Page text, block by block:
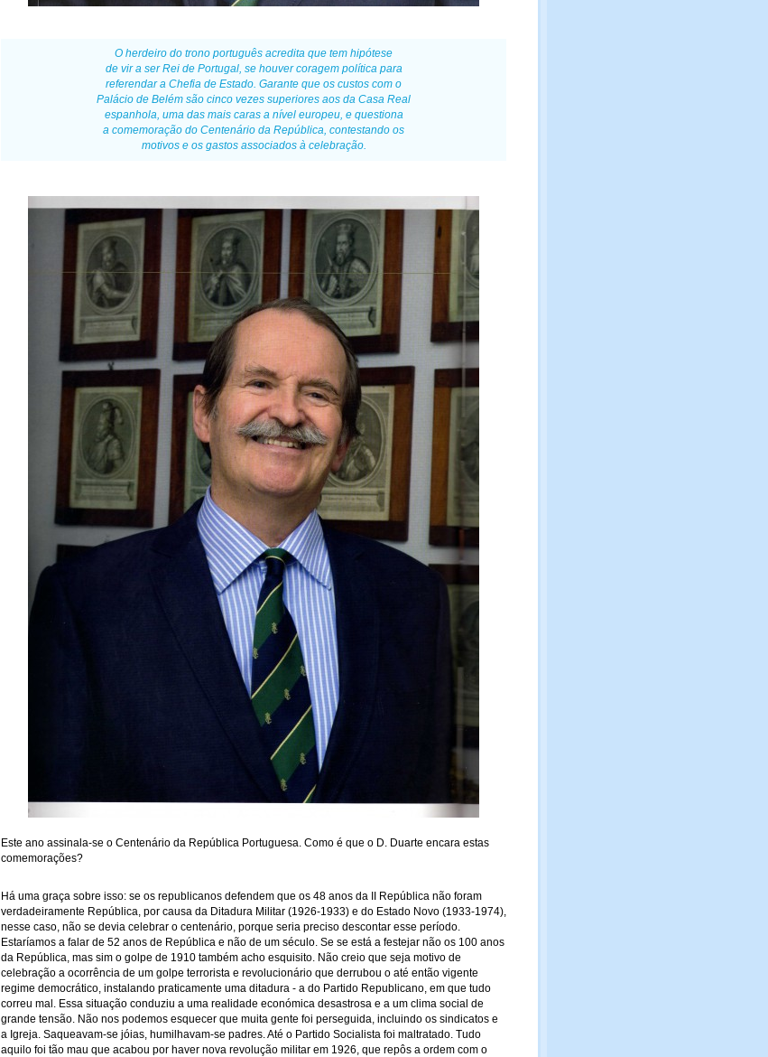
O herdeiro do trono português acredita que tem hipótese
de vir a ser Rei de Portugal, se houver coragem política para
referendar a Chefia de Estado. Garante que os custos com o
Palácio de Belém são cinco vezes superiores aos da Casa Real
espanhola, uma das mais caras a nível europeu, e questiona
a comemoração do Centenário da República, contestando os
motivos e os gastos associados à celebração.
Este ano assinala-se o Centenário da República Portuguesa. Como é que o D. Duarte encara estas
comemorações?
Há uma graça sobre isso: se os republicanos defendem que os 48 anos da II República não foram
verdadeiramente República, por causa da Ditadura Militar (1926-1933) e do Estado Novo (1933-1974),
nesse caso, não se devia celebrar o centenário, porque seria preciso descontar esse período.
Estaríamos a falar de 52 anos de República e não de um século. Se se está a festejar não os 100 anos
da República, mas sim o golpe de 1910 também acho esquisito. Não creio que seja motivo de
celebração a ocorrência de um golpe terrorista e revolucionário que derrubou o até então vigente
regime democrático, instalando praticamente uma ditadura - a do Partido Republicano, em que tudo
correu mal. Essa situação conduziu a uma realidade económica desastrosa e a um clima social de
grande tensão. Não nos podemos esquecer que muita gente foi perseguida, incluindo os sindicatos e
a Igreja. Saqueavam-se jóias, humilhavam-se padres. Até o Partido Socialista foi maltratado. Tudo
aquilo foi tão mau que acabou por haver nova revolução militar em 1926, que repôs a ordem com o